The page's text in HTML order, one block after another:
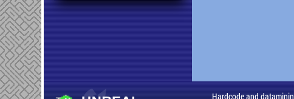
Hardcode and